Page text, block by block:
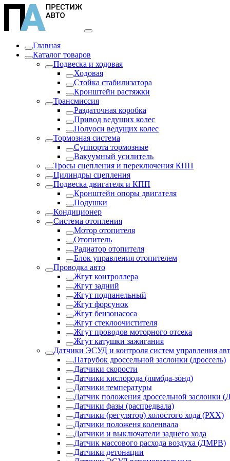
Главная
Каталог товаров
Подвеска и ходовая
Ходовая
Стойка стабилизатора
Кронштейн растяжки
Трансмиссия
Раздаточная коробка
Привод ведущих колес
Полуоси ведущих колес
Тормозная система
Суппорта тормозные
Вакуумный усилитель
Тросы сцепления и переключения КПП
Цилиндры сцепления
Подвеска двигателя и КПП
Кронштейн опоры двигателя
Подушки
Кондиционер
Система отопления
Мотор отопителя
Отопитель
Радиатор отопителя
Блок управления отопителем
Проводка авто
Жгут контроллера
Жгут задний
Жгут подпанельный
Жгут форсунок
Жгут бензонасоса
Жгут стеклоочистителя
Жгут проводов моторного отсека
Жгут катушки зажигания
Датчики ЭСУД и контроля систем управления
Патрубок дроссельной заслонки (дроссель)
Датчики скорости
Датчики кислорода (лямбда-зонд)
Датчики температуры
Датчик положения дроссельной заслонки
Датчики фазы (распредвала)
Датчики (регулятор) холостого хода (РХХ)
Датчики положеня коленвала
Датчики и выключатели заднего хода
Датчик массового расхода воздуха (ДМРВ)
Датчики детонации